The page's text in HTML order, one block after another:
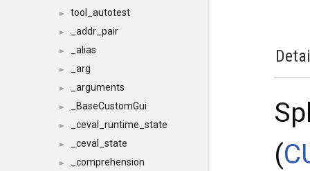
► tool_autotest
► _addr_pair
► _alias
► _arg
► _arguments
► _BaseCustomGui
► _ceval_runtime_state
► _ceval_state
► _comprehension
(